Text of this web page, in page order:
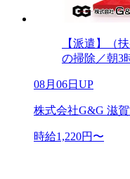
【派遣】（
の掃除／朝3
08月06日UP
株式会社G&G 滋
時給1,220円〜